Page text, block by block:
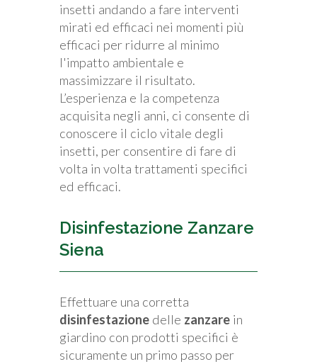
insetti andando a fare interventi
mirati ed efficaci nei momenti più
efficaci per ridurre al minimo
l'impatto ambientale e
massimizzare il risultato.
L’esperienza e la competenza
acquisita negli anni, ci consente di
conoscere il ciclo vitale degli
insetti, per consentire di fare di
volta in volta trattamenti specifici
ed efficaci.
Disinfestazione Zanzare
Siena
Effettuare una corretta
disinfestazione delle zanzare in
giardino con prodotti specifici è
sicuramente un primo passo per